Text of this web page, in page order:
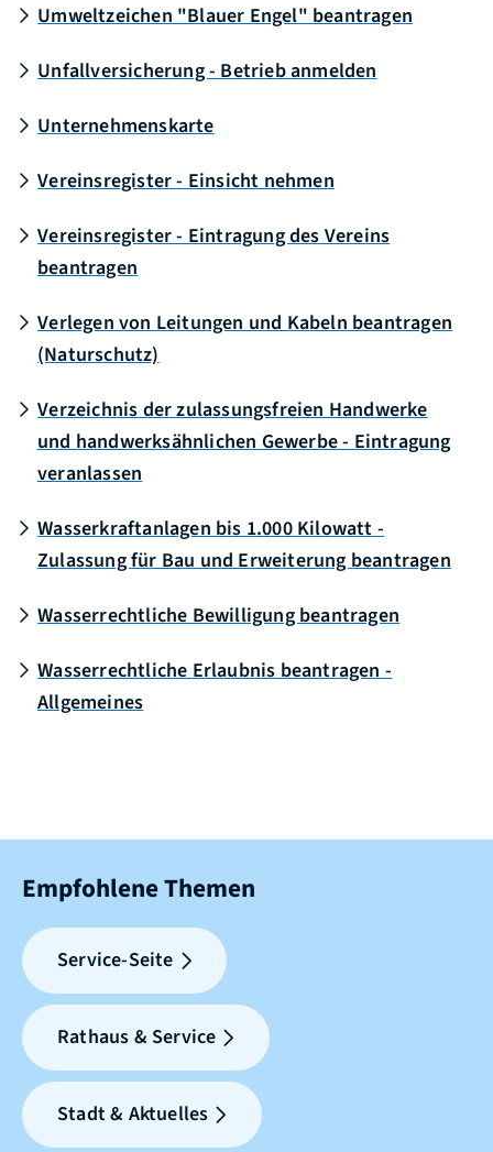
Umweltzeichen "Blauer Engel" beantragen
Unfallversicherung - Betrieb anmelden
Unternehmenskarte
Vereinsregister - Einsicht nehmen
Vereinsregister - Eintragung des Vereins
beantragen
Verlegen von Leitungen und Kabeln beantragen
(Naturschutz)
Verzeichnis der zulassungsfreien Handwerke
und handwerksähnlichen Gewerbe - Eintragung
veranlassen
Wasserkraftanlagen bis 1.000 Kilowatt -
Zulassung für Bau und Erweiterung beantragen
Wasserrechtliche Bewilligung beantragen
Wasserrechtliche Erlaubnis beantragen -
Allgemeines
Empfohlene Themen
Service-Seite
Rathaus & Service
Stadt & Aktuelles